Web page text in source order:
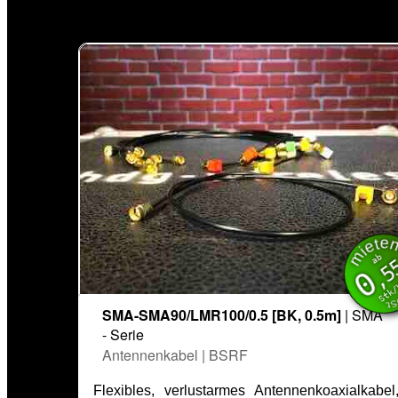
inkl. ab
0
SMA-SMA90/LMR100/0.5 [BK, 0.5m] | SMA
- Serie
Antennenkabel | BSRF
Flexibles, verlustarmes Antennenkoaxialkabel,